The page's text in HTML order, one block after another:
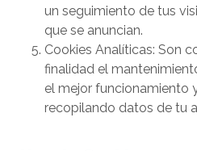
un seguimiento de tus
que se anuncian.
Cookies Analíticas: Son
finalidad el
el mejor funcionamiento
recopilando datos de tu